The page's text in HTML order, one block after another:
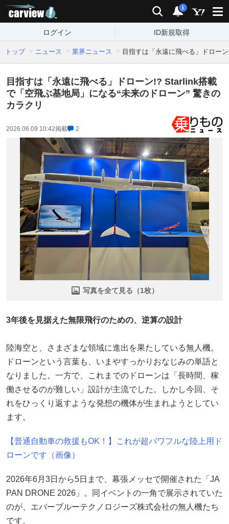
検索 通知
i
ログイン ID新規取得
トップ ニュース 業界ニュース 目指すは「永遠に飛べる」ドロー
目指すは「永遠に飛べる」ドローン!? Starlink搭載
で「空飛ぶ基地局」になる“未来のドローン” 驚きの
カラクリ
2026.06.09 10:42掲載 2
写真を全て見る（1枚）
3年後を見据えた無限飛行のための、逆算の設計
陸海空と、さまざまな領域に進出を果たしている無人機。
ドローンという言葉も、いまやすっかりおなじみの単語と
なりました。一方で、これまでのドローンは「長時間、稼
働させるのが難しい」設計が主流でした。しかし今回、そ
れをひっくり返すような発想の機体が生まれようとしてい
ます。
【普通自動車の救援もOK！】これが超パワフルな陸上用ド
ローンです（画像）
2026年6月3日から5日まで、幕張メッセで開催された「JA
PAN DRONE 2026」。同イベントの一角で展示されていた
のが、エバーブルーテクノロジーズ株式会社の無人機たち
です。